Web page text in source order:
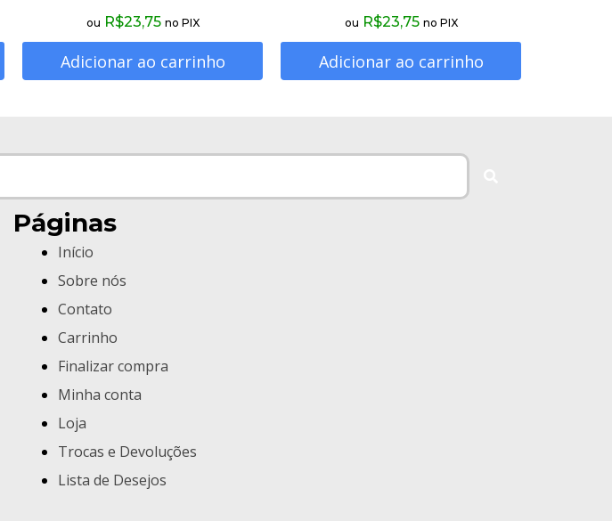
ou R$23,75 no PIX
Adicionar ao carrinho
ou R$23,75 no PIX
Adicionar ao carrinho
Páginas
Início
Sobre nós
Contato
Carrinho
Finalizar compra
Minha conta
Loja
Trocas e Devoluções
Lista de Desejos